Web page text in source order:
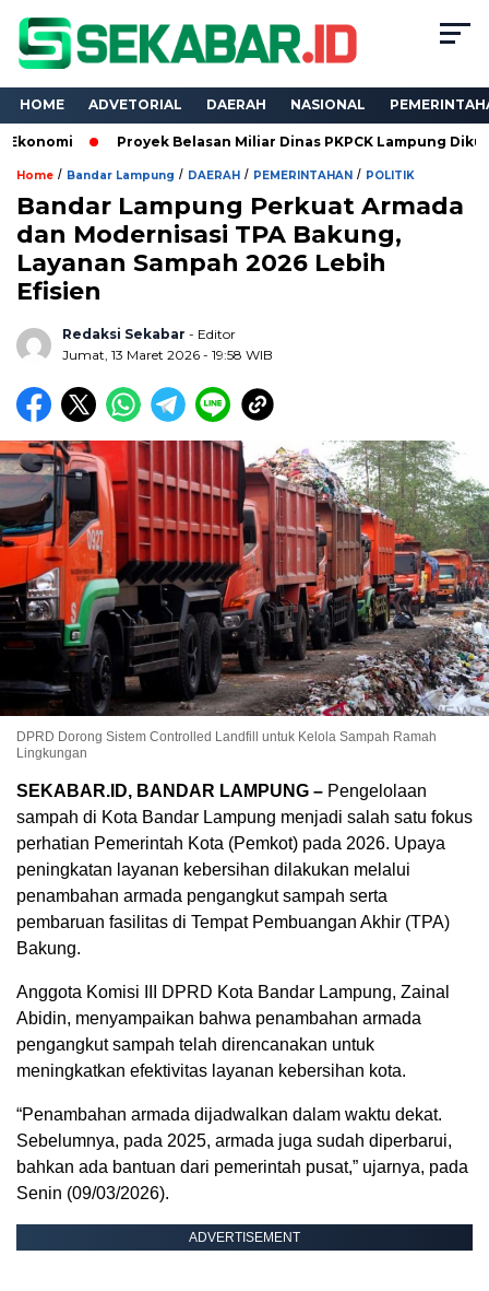
HOME ADVETORIAL DAERAH NASIONAL
Proyek Belasan Miliar Dinas PKPCK Lampung Dikuasai Tiga
Home / Bandar Lampung / DAERAH / PEMERINTAHAN / POLITIK
Bandar Lampung Perkuat Armada
dan Modernisasi TPA Bakung,
Layanan Sampah 2026 Lebih
Efisien
Redaksi Sekabar - Editor
Jumat, 13 Maret 2026 - 19:58 WIB
DPRD Dorong Sistem Controlled Landfill untuk Kelola Sampah Ramah
Lingkungan
SEKABAR.ID, BANDAR LAMPUNG – Pengelolaan
sampah di Kota Bandar Lampung menjadi salah satu fokus
perhatian Pemerintah Kota (Pemkot) pada 2026. Upaya
peningkatan layanan kebersihan dilakukan melalui
penambahan armada pengangkut sampah serta
pembaruan fasilitas di Tempat Pembuangan Akhir (TPA)
Bakung.
Anggota Komisi III DPRD Kota Bandar Lampung, Zainal
Abidin, menyampaikan bahwa penambahan armada
pengangkut sampah telah direncanakan untuk
meningkatkan efektivitas layanan kebersihan kota.
“Penambahan armada dijadwalkan dalam waktu dekat.
Sebelumnya, pada 2025, armada juga sudah diperbarui,
bahkan ada bantuan dari pemerintah pusat,” ujarnya, pada
Senin (09/03/2026).
ADVERTISEMENT